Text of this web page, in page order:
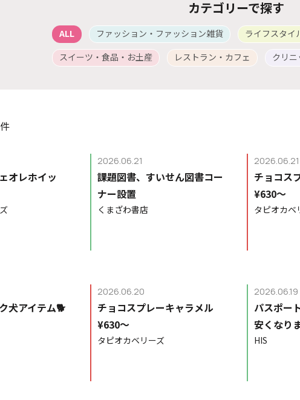
カテゴリーで探す
ALL ファッション・ファッション雑貨
ライフスタイ
スイーツ・食品・お土産
レストラン・カフェ クリニ
件
オレホイッ
2026.06.21
課題図書、すいせん図書コー
ナー設置
くまざわ書店
2026.06.21
チョコス
¥630〜
タピオカベ
犬アイテム🐕
2026.06.20
チョコスプレーキャラメル
¥630〜
タピオカベリーズ
2026.06.19
パスポー
安くなり
HIS